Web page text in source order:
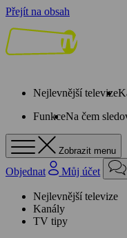
Přejít na obsah
Nejlevnější televize
FunkceNa čem
Zobrazit menu
Objednat Můj účet
Nejlevnější televize
Kanály
TV tipy